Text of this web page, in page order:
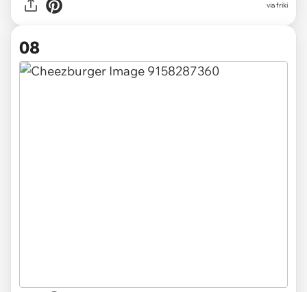
via friki
08